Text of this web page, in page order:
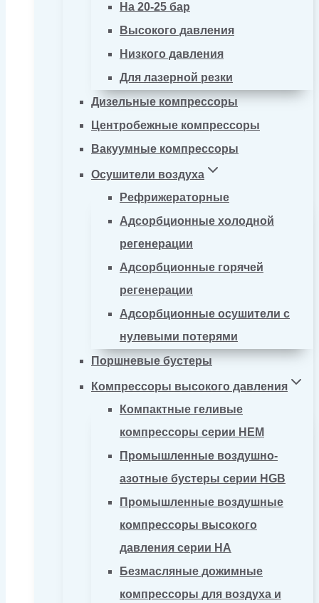
На 20-25 бар
Высокого давления
Низкого давления
Для лазерной резки
Дизельные компрессоры
Центробежные компрессоры
Вакуумные компрессоры
Осушители воздуха
Рефрижераторные
Адсорбционные холодной
регенерации
Адсорбционные горячей
регенерации
Адсорбционные осушители с
нулевыми потерями
Поршневые бустеры
Компрессоры высокого давления
Компактные геливые
компрессоры серии HEM
Промышленные воздушно-
азотные бустеры серии HGB
Промышленные воздушные
компрессоры высокого
давления серии HA
Безмасляные дожимные
компрессоры для воздуха и